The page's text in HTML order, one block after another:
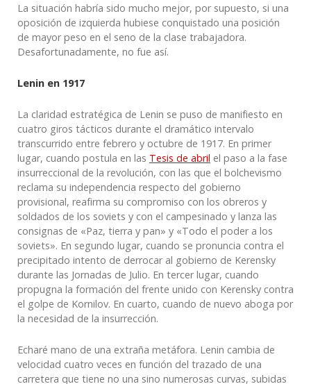
La situación habría sido mucho mejor, por supuesto, si una
oposición de izquierda hubiese conquistado una posición
de mayor peso en el seno de la clase trabajadora.
Desafortunadamente, no fue así.
Lenin en 1917
La claridad estratégica de Lenin se puso de manifiesto en
cuatro giros tácticos durante el dramático intervalo
transcurrido entre febrero y octubre de 1917. En primer
lugar, cuando postula en las Tesis de abril el paso a la fase
insurreccional de la revolución, con las que el bolchevismo
reclama su independencia respecto del gobierno
provisional, reafirma su compromiso con los obreros y
soldados de los soviets y con el campesinado y lanza las
consignas de «Paz, tierra y pan» y «Todo el poder a los
soviets». En segundo lugar, cuando se pronuncia contra el
precipitado intento de derrocar al gobierno de Kerensky
durante las Jornadas de Julio. En tercer lugar, cuando
propugna la formación del frente unido con Kerensky contra
el golpe de Kornilov. En cuarto, cuando de nuevo aboga por
la necesidad de la insurrección.
Echaré mano de una extraña metáfora. Lenin cambia de
velocidad cuatro veces en función del trazado de una
carretera que tiene no una sino numerosas curvas, subidas